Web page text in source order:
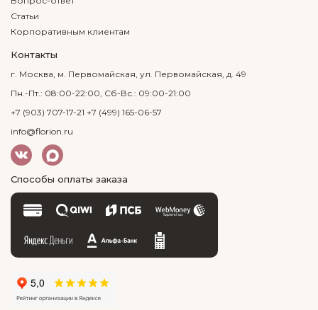
Статьи
Корпоративным клиентам
Контакты
г. Москва, м. Первомайская, ул. Первомайская, д. 49
Пн.-Пт.: 08:00-22:00, Сб-Вс.: 09:00-21:00
+7 (903) 707-17-21 +7 (499) 165-06-57
info@florion.ru
Способы оплаты заказа